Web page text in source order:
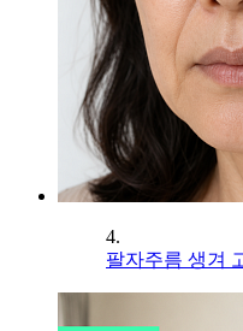
4.
팔자주름 생겨